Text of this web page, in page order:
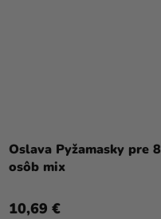
Oslava Pyžamasky pre 8
osôb mix
10,69 €